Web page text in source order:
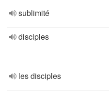
sublimité
disciples
les disciples